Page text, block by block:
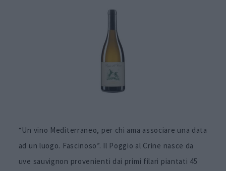
“Un vino Mediterraneo, per chi ama associare una data
ad un luogo. Fascinoso”. Il Poggio al Crine nasce da
uve sauvignon provenienti dai primi filari piantati 45